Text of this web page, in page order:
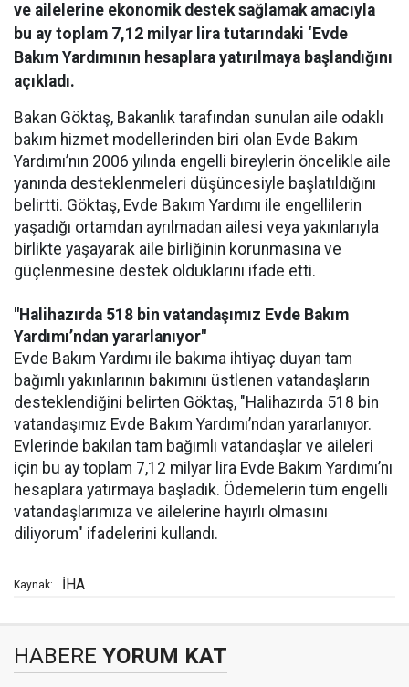
ve ailelerine ekonomik destek sağlamak amacıyla
bu ay toplam 7,12 milyar lira tutarındaki ‘Evde
Bakım Yardımının hesaplara yatırılmaya başlandığını
açıkladı.
Bakan Göktaş, Bakanlık tarafından sunulan aile odaklı
bakım hizmet modellerinden biri olan Evde Bakım
Yardımı’nın 2006 yılında engelli bireylerin öncelikle aile
yanında desteklenmeleri düşüncesiyle başlatıldığını
belirtti. Göktaş, Evde Bakım Yardımı ile engellilerin
yaşadığı ortamdan ayrılmadan ailesi veya yakınlarıyla
birlikte yaşayarak aile birliğinin korunmasına ve
güçlenmesine destek olduklarını ifade etti.
"Halihazırda 518 bin vatandaşımız Evde Bakım
Yardımı’ndan yararlanıyor"
Evde Bakım Yardımı ile bakıma ihtiyaç duyan tam
bağımlı yakınlarının bakımını üstlenen vatandaşların
desteklendiğini belirten Göktaş, "Halihazırda 518 bin
vatandaşımız Evde Bakım Yardımı’ndan yararlanıyor.
Evlerinde bakılan tam bağımlı vatandaşlar ve aileleri
için bu ay toplam 7,12 milyar lira Evde Bakım Yardımı’nı
hesaplara yatırmaya başladık. Ödemelerin tüm engelli
vatandaşlarımıza ve ailelerine hayırlı olmasını
diliyorum" ifadelerini kullandı.
Kaynak: İHA
HABERE YORUM KAT